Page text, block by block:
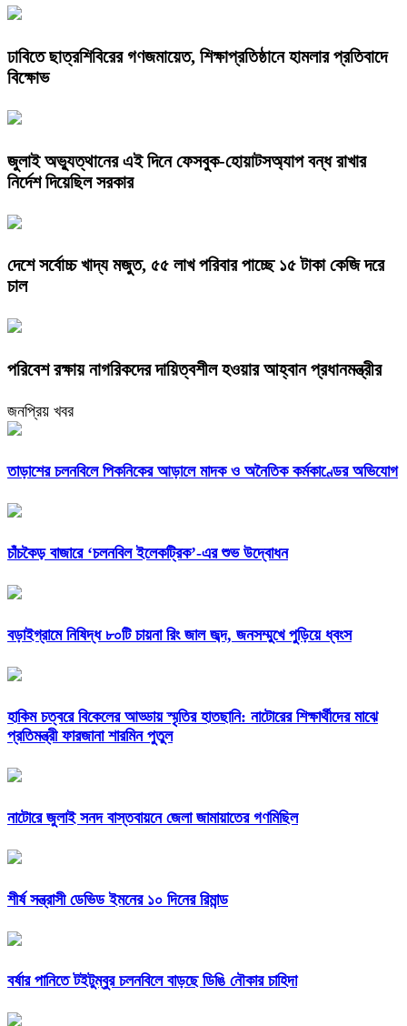
ঢাবিতে ছাত্রশিবিরের গণজমায়েত, শিক্ষাপ্রতিষ্ঠানে হামলার প্রতিবাদে
বিক্ষোভ
জুলাই অভ্যুত্থানের এই দিনে ফেসবুক-হোয়াটসঅ্যাপ বন্ধ রাখার
নির্দেশ দিয়েছিল সরকার
দেশে সর্বোচ্চ খাদ্য মজুত, ৫৫ লাখ পরিবার পাচ্ছে ১৫ টাকা কেজি দরে
চাল
পরিবেশ রক্ষায় নাগরিকদের দায়িত্বশীল হওয়ার আহ্বান প্রধানমন্ত্রীর
জনপ্রিয় খবর
তাড়াশের চলনবিলে পিকনিকের আড়ালে মাদক ও অনৈতিক কর্মকাণ্ডের অভিযোগ
চাঁচকৈড় বাজারে ‘চলনবিল ইলেকট্রিক’-এর শুভ উদ্বোধন
বড়াইগ্রামে নিষিদ্ধ ৮০টি চায়না রিং জাল জব্দ, জনসম্মুখে পুড়িয়ে ধ্বংস
হাকিম চত্বরে বিকেলের আড্ডায় স্মৃতির হাতছানি: নাটোরের শিক্ষার্থীদের মাঝে
প্রতিমন্ত্রী ফারজানা শারমিন পুতুল
নাটোরে জুলাই সনদ বাস্তবায়নে জেলা জামায়াতের গণমিছিল
শীর্ষ সন্ত্রাসী ডেভিড ইমনের ১০ দিনের রিমান্ড
বর্ষার পানিতে টইটুম্বুর চলনবিলে বাড়ছে ডিঙি নৌকার চাহিদা